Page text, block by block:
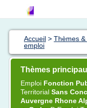
Accueil > Thèmes
emploi
Thèmes
Emploi Fonction
Territorial Sans
Auvergne Rhone